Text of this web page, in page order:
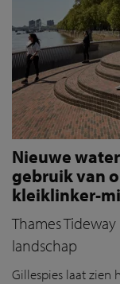
Nieuwe
gebruik van
kleiklinker-
Thames
landschap
Gillespies laatzien